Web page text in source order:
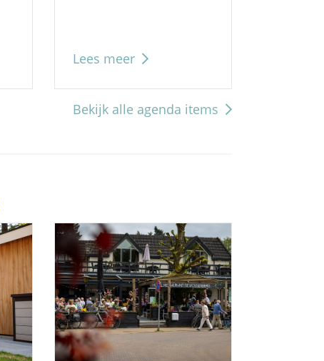
Lees meer
Bekijk alle agenda items